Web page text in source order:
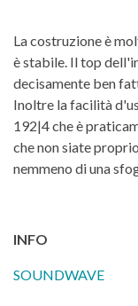
La costruzione è
è stabile. Il top
decisamente ben
Inoltre la facilità
192|4 che è
che non siate
nemmeno di una
INFO
SOUNDWAVE